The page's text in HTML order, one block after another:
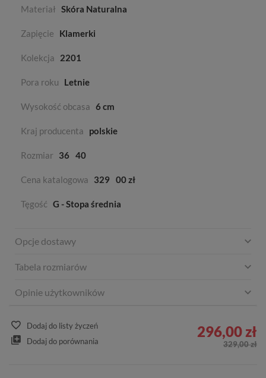
Materiał Skóra Naturalna
Zapięcie Klamerki
Kolekcja 2201
Pora roku Letnie
Wysokość obcasa 6 cm
Kraj producenta polskie
Rozmiar 36 40
Cena katalogowa 329 00 zł
Tęgość G - Stopa średnia
Opcje dostawy
Tabela rozmiarów
Opinie użytkowników
Dodaj do listy życzeń
Dodaj do porównania
296,00 zł
329,00 zł